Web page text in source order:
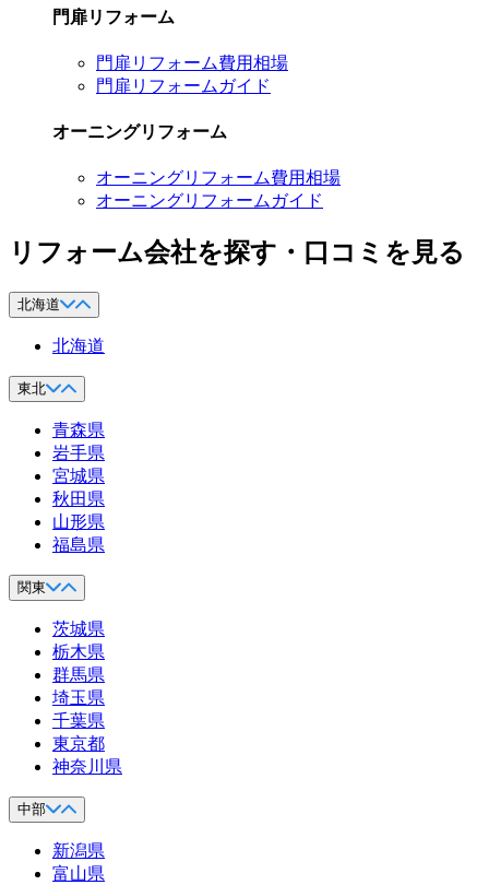
門扉リフォーム
門扉リフォーム費用相場
門扉リフォームガイド
オーニングリフォーム
オーニングリフォーム費用相場
オーニングリフォームガイド
リフォーム会社を探す・口コミを見る
北海道
北海道
東北
青森県
岩手県
宮城県
秋田県
山形県
福島県
関東
茨城県
栃木県
群馬県
埼玉県
千葉県
東京都
神奈川県
中部
新潟県
富山県